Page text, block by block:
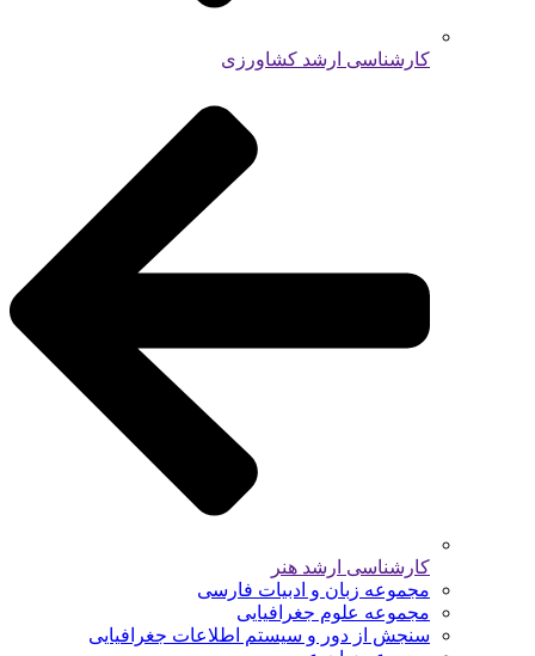
کارشناسی ارشد کشاورزی
کارشناسی ارشد هنر
مجموعه زبان و ادبیات فارسی
مجموعه علوم جغرافیایی
سنجش از دور و سیستم اطلاعات جغرافیایی